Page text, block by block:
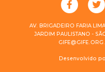
AV. BRIGADEIRO FARIA
JARDIM PAULISTANO -
Desenvolvido